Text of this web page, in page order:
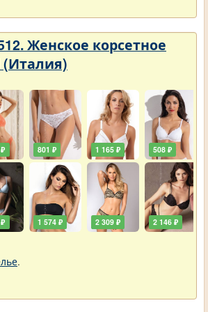
Женское корсетное
(Италия)
801 ₽
1 574 ₽
1 165 ₽
2 309 ₽
508 ₽
2 146 ₽
.